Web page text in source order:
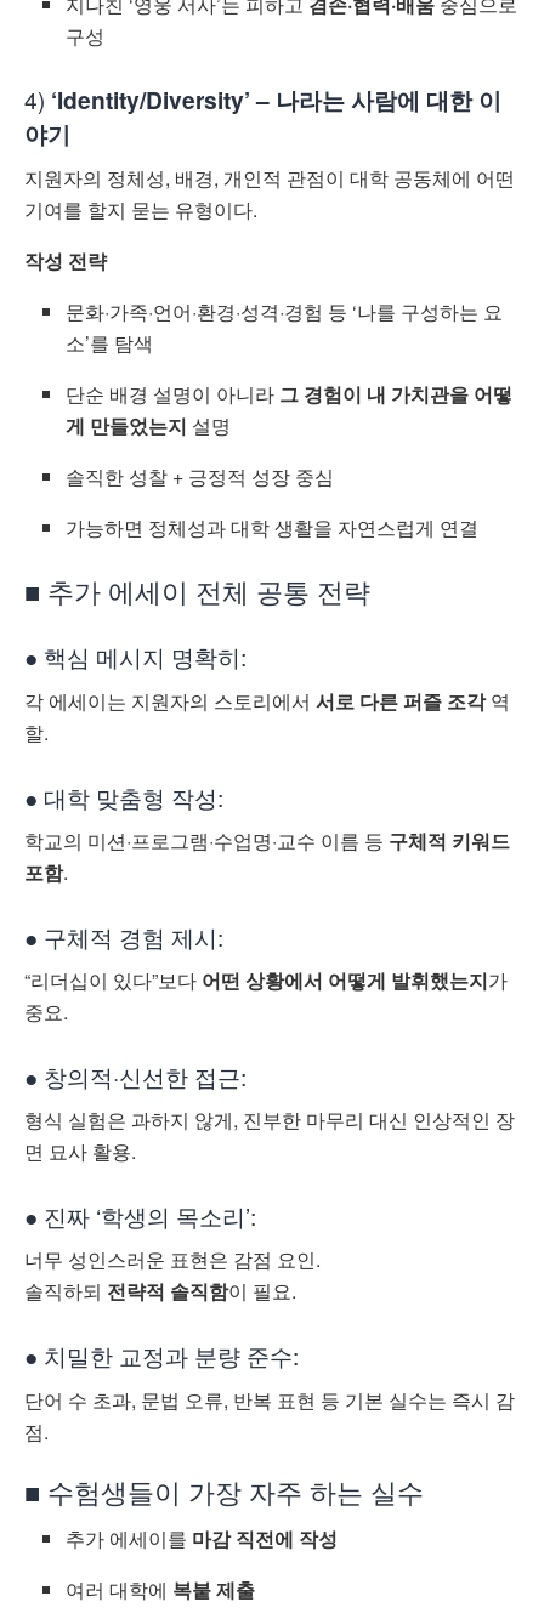
구성
4) ‘Identity/Diversity’ – 나라는 사람에 대한 이
야기
지원자의 정체성, 배경, 개인적 관점이 대학 공동체에 어떤
기여를 할지 묻는 유형이다.
작성 전략
문화·가족·언어·환경·성격·경험 등 ‘나를 구성하는 요
소’를 탐색
단순 배경 설명이 아니라 그 경험이 내 가치관을 어떻
게 만들었는지 설명
솔직한 성찰 + 긍정적 성장 중심
가능하면 정체성과 대학 생활을 자연스럽게 연결
■ 추가 에세이 전체 공통 전략
● 핵심 메시지 명확히:
각 에세이는 지원자의 스토리에서 서로 다른 퍼즐 조각역
할.
● 대학 맞춤형 작성:
학교의 미션·프로그램·수업명·교수 이름 등 구체적 키워드
포함.
● 구체적 경험 제시:
“리더십이 있다”보다 어떤 상황에서 어떻게 발휘했는지가
중요.
● 창의적·신선한 접근:
형식 실험은 과하지 않게, 진부한 마무리 대신 인상적인 장
면 묘사 활용.
● 진짜 ‘학생의 목소리’:
너무 성인스러운 표현은 감점 요인.
솔직하되 전략적 솔직함이 필요.
● 치밀한 교정과 분량 준수:
단어 수 초과, 문법 오류, 반복 표현 등 기본 실수는 즉시 감
점.
■ 수험생들이 가장 자주 하는 실수
추가 에세이를 마감 직전에 작성
여러 대학에 복붙 제출